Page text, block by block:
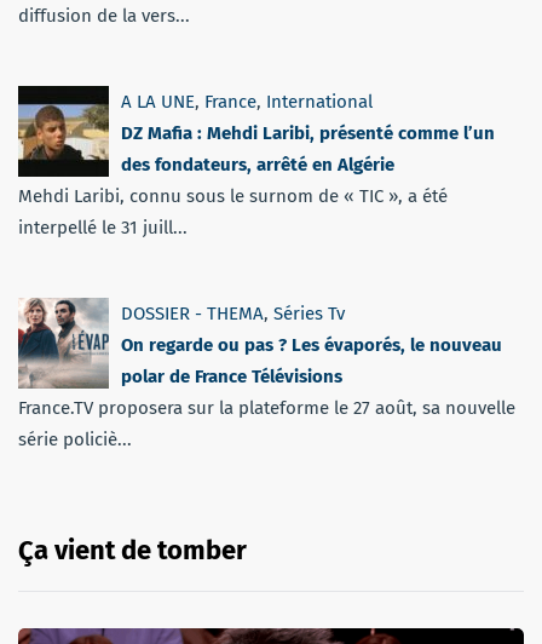
diffusion de la vers...
A LA UNE, France, International
DZ Mafia : Mehdi Laribi, présenté comme l’un
des fondateurs, arrêté en Algérie
Mehdi Laribi, connu sous le surnom de « TIC », a été
interpellé le 31 juill...
DOSSIER - THEMA, Séries Tv
On regarde ou pas ? Les évaporés, le nouveau
polar de France Télévisions
France.TV proposera sur la plateforme le 27 août, sa nouvelle
série policiè...
Ça vient de tomber